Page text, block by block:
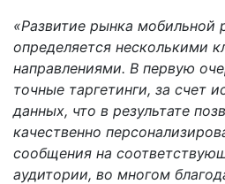
«Развитие рынка мобильной
определяется несколькими
направлениями. В первую
точные таргетинги, за счет
данных, что в результате
качественно
сообщения на
аудитории, во многом